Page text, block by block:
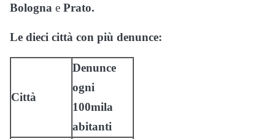
Bologna e Prato.
Le dieci città con più denunce:
Città
Denunce
ogni
100mila
abitanti